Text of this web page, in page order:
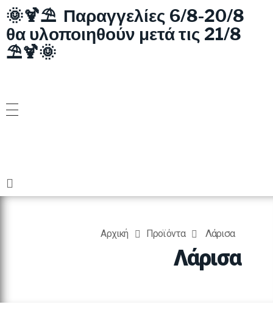
🌞🍹⛱️ Παραγγελίες 6/8-20/8
θα υλοποιηθούν μετά τις 21/8
⛱️🍹🌞
Αρχική Προϊόντα Λάρισα
Λάρισα